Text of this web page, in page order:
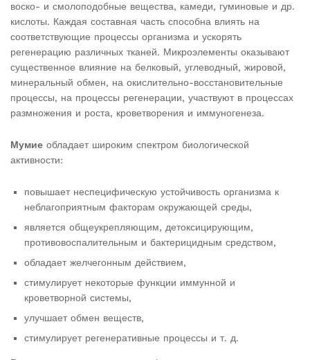
воско- и смолоподобные вещества, камеди, гуминовые и др.
кислоты. Каждая составная часть способна влиять на
соответствующие процессы организма и ускорять
регенерацию различных тканей. Микроэлементы оказывают
существенное влияние на белковый, углеводный, жировой,
минеральный обмен, на окислительно-восстановительные
процессы, на процессы регенерации, участвуют в процессах
размножения и роста, кроветворения и иммуногенеза.
Мумие обладает широким спектром биологической
активности:
повышает неспецифическую устойчивость организма к
неблагоприятным факторам окружающей среды,
является общеукрепляющим, детоксицирующим,
противовоспалительным и бактерицидным средством,
обладает желчегонным действием,
стимулирует некоторые функции иммунной и
кроветворной системы,
улучшает обмен веществ,
стимулирует регенеративные процессы и т. д.